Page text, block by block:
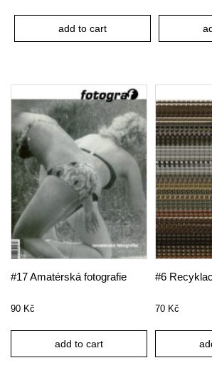
add to cart
#17 Amatérská fotografie
90 Kč
add to cart
#6
70 Kč